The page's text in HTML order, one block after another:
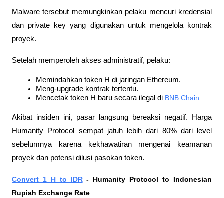
Malware tersebut memungkinkan pelaku mencuri kredensial
dan private key yang digunakan untuk mengelola kontrak
proyek.
Setelah memperoleh akses administratif, pelaku:
Memindahkan token H di jaringan Ethereum.
Meng-upgrade kontrak tertentu.
Mencetak token H baru secara ilegal di BNB Chain.
Akibat insiden ini, pasar langsung bereaksi negatif. Harga
Humanity Protocol sempat jatuh lebih dari 80% dari level
sebelumnya karena kekhawatiran mengenai keamanan
proyek dan potensi dilusi pasokan token.
Convert 1 H to IDR - Humanity Protocol to Indonesian
Rupiah Exchange Rate